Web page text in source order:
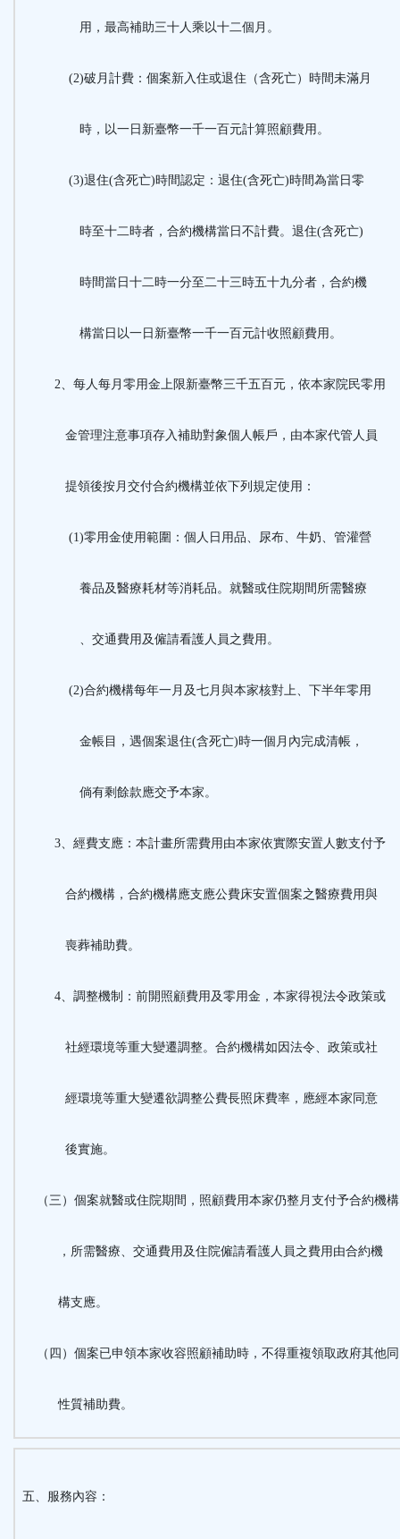
用，最高補助三十人乘以十二個月。
(2)破月計費：個案新入住或退住（含死亡）時間未滿月
時，以一日新臺幣一千一百元計算照顧費用。
(3)退住(含死亡)時間認定：退住(含死亡)時間為當日零
時至十二時者，合約機構當日不計費。退住(含死亡)
時間當日十二時一分至二十三時五十九分者，合約機
構當日以一日新臺幣一千一百元計收照顧費用。
2、每人每月零用金上限新臺幣三千五百元，依本家院民零用
金管理注意事項存入補助對象個人帳戶，由本家代管人員
提領後按月交付合約機構並依下列規定使用：
(1)零用金使用範圍：個人日用品、尿布、牛奶、管灌營
養品及醫療耗材等消耗品。就醫或住院期間所需醫療
、交通費用及僱請看護人員之費用。
(2)合約機構每年一月及七月與本家核對上、下半年零用
金帳目，遇個案退住(含死亡)時一個月內完成清帳，
倘有剩餘款應交予本家。
3、經費支應：本計畫所需費用由本家依實際安置人數支付予
合約機構，合約機構應支應公費床安置個案之醫療費用與
喪葬補助費。
4、調整機制：前開照顧費用及零用金，本家得視法令政策或
社經環境等重大變遷調整。合約機構如因法令、政策或社
經環境等重大變遷欲調整公費長照床費率，應經本家同意
後實施。
（三）個案就醫或住院期間，照顧費用本家仍整月支付予合約機
，所需醫療、交通費用及住院僱請看護人員之費用由合約機
構支應。
（四）個案已申領本家收容照顧補助時，不得重複領取政府其他同
性質補助費。
五、服務內容：